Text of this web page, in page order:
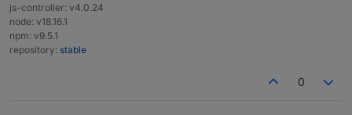
js-controller: v4.0.24
node: v18.16.1
npm: v9.5.1
repository: stable
0